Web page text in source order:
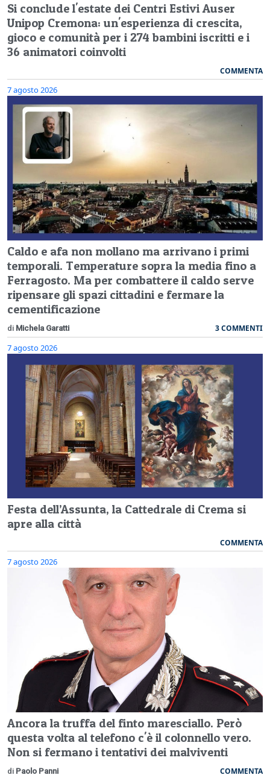
Si conclude l'estate dei Centri Estivi Auser
Unipop Cremona: un'esperienza di crescita,
gioco e comunità per i 274 bambini iscritti e i
36 animatori coinvolti
COMMENTA
7 agosto 2026
Caldo e afa non mollano ma arrivano i primi
temporali. Temperature sopra la media fino a
Ferragosto. Ma per combattere il caldo serve
ripensare gli spazi cittadini e fermare la
cementificazione
di Michela Garatti 3 COMMENTI
7 agosto 2026
Festa dell’Assunta, la Cattedrale di Crema si
apre alla città
COMMENTA
7 agosto 2026
Ancora la truffa del finto maresciallo. Però
questa volta al telefono c'è il colonnello vero.
Non si fermano i tentativi dei malviventi
di Paolo Panni COMMENTA